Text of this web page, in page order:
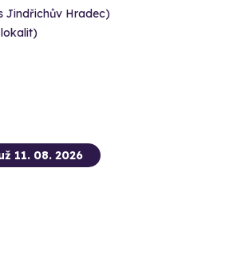
Jindřichův Hradec)
11. 08. 2026